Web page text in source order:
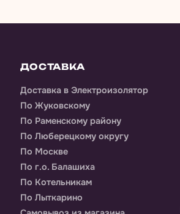
ДОСТАВКА
Доставкав Электроизолятор
По Жуковскому
По Раменскому району
По Люберецкому округу
По Москве
По г.о. Балашиха
По Котельникам
По Лыткарино